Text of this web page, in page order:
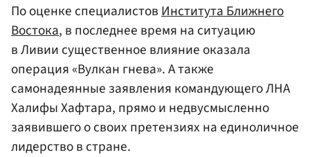
По оценке специалистовИнститута Ближнего
Востока, в последнее время на ситуацию
в Ливии существенное влияние оказала
операция «Вулкан гнева». А также
самонадеянные заявления командующего ЛНА
Халифы Хафтара, прямо и недвусмысленно
заявившего о своих претензиях на единоличное
лидерство в стране.